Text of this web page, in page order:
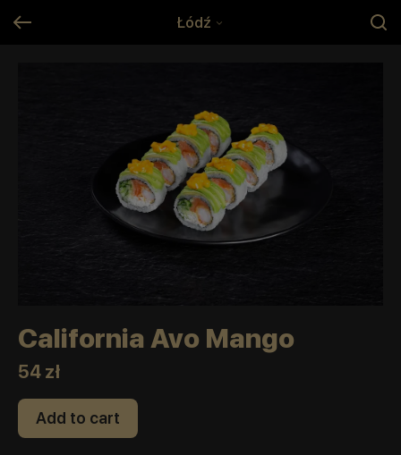
Łódź
California Avo Mango
54 zł
Add to cart